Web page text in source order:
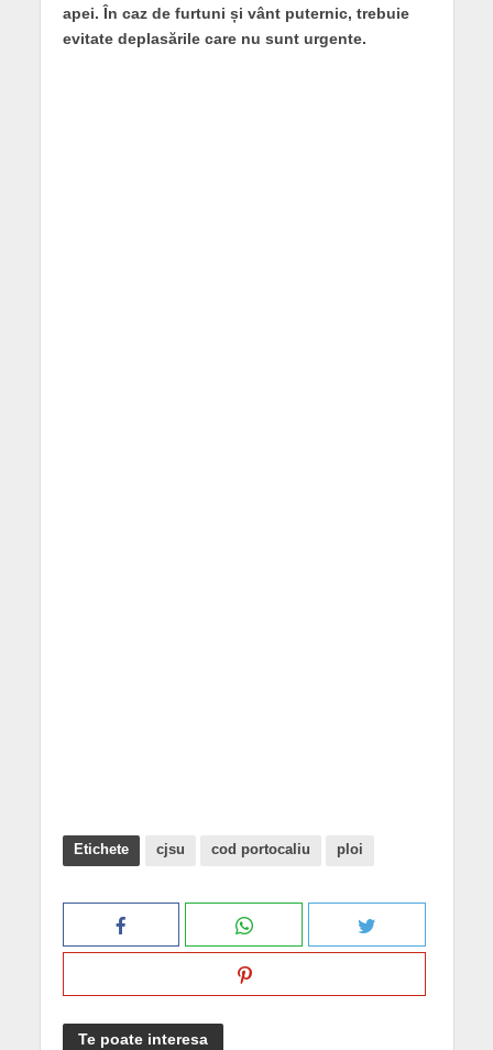
apei. În caz de furtuni și vânt puternic, trebuie
evitate deplasările care nu sunt urgente.
Etichete cjsu cod portocaliu ploi
Te poate interesa